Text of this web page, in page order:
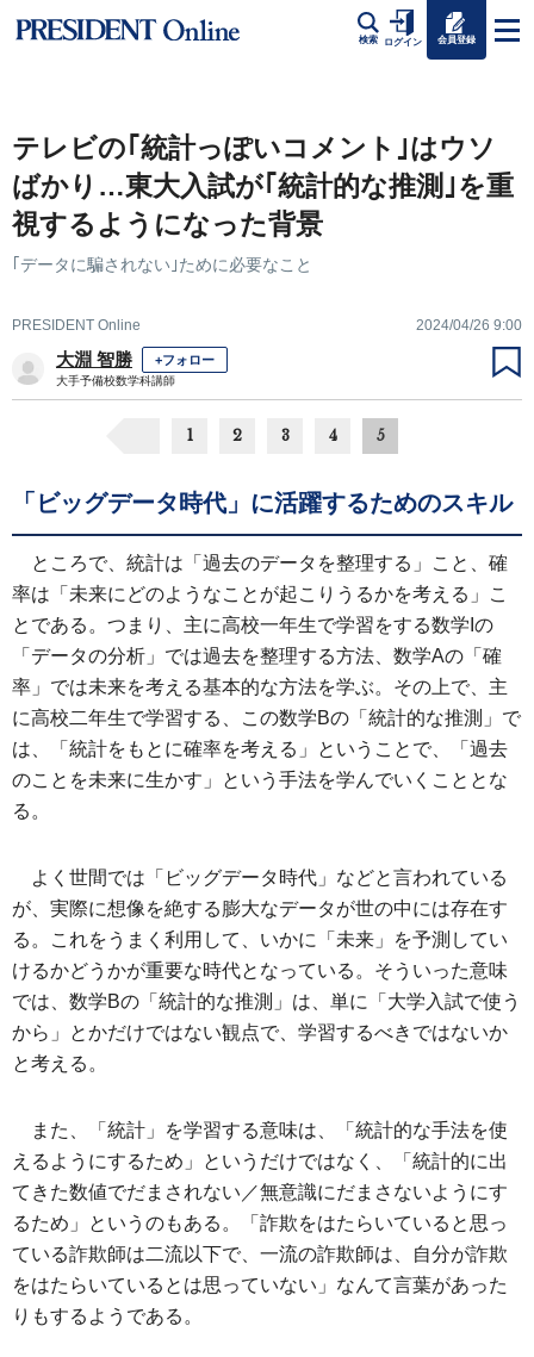
検索 ログイン 会員登録
テレビの｢統計っぽいコメント｣はウソ
ばかり…東大入試が｢統計的な推測｣を重
視するようになった背景
｢データに騙されない｣ために必要なこと
PRESIDENT Online 2024/04/26 9:00
大淵 智勝 +フォロー
大手予備校数学科講師
1 2 3 4 5
「ビッグデータ時代」に活躍するためのスキル
ところで、統計は「過去のデータを整理する」こと、確
率は「未来にどのようなことが起こりうるかを考える」こ
とである。つまり、主に高校一年生で学習をする数学Iの
「データの分析」では過去を整理する方法、数学Aの「確
率」では未来を考える基本的な方法を学ぶ。その上で、主
に高校二年生で学習する、この数学Bの「統計的な推測」で
は、「統計をもとに確率を考える」ということで、「過去
のことを未来に生かす」という手法を学んでいくこととな
る。
よく世間では「ビッグデータ時代」などと言われている
が、実際に想像を絶する膨大なデータが世の中には存在す
る。これをうまく利用して、いかに「未来」を予測してい
けるかどうかが重要な時代となっている。そういった意味
では、数学Bの「統計的な推測」は、単に「大学入試で使う
から」とかだけではない観点で、学習するべきではないか
と考える。
また、「統計」を学習する意味は、「統計的な手法を使
えるようにするため」というだけではなく、「統計的に出
てきた数値でだまされない／無意識にだまさないようにす
るため」というのもある。「詐欺をはたらいていると思っ
ている詐欺師は二流以下で、一流の詐欺師は、自分が詐欺
をはたらいているとは思っていない」なんて言葉があった
りもするようである。